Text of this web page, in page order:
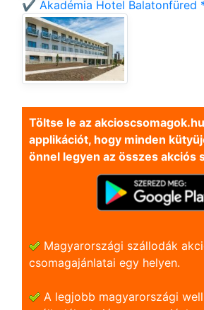
✔️ Akadémia Hotel Balatonfüred
Töltse le az
applikációt, hogy minden
önnel legyen az összes akciós
Magyarországi szállodák
csomagajánlatai egy helyen.
A legjobb magyarországi